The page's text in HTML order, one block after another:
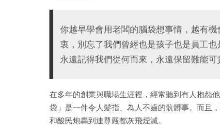
你越早學會用老闆的腦袋想事情，越有
衷，別忘了我們曾經也是孩子也是員工
永遠記得我們從何而來，永遠保留難能
在多年的創業與職場生涯裡，經常聽到有人抱怨
袋」是一件令人髮指、為人不齒的骯髒事。而且
和酸民炮轟到連尊嚴都灰飛煙滅。